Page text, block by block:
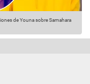
de Youna sobre Samahara